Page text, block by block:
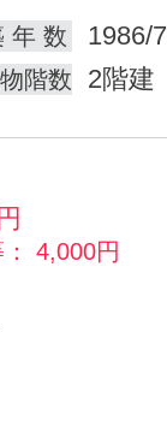
年 数
1986/
階数 2階建
円
4,000円